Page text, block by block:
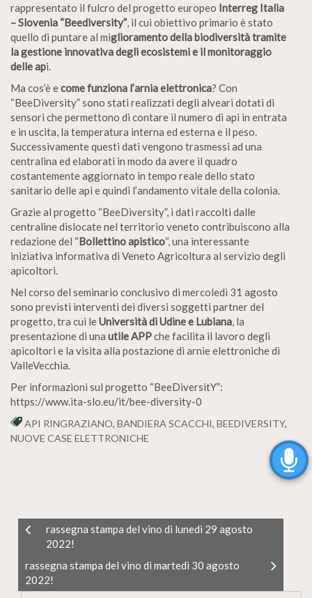
rappresentato il fulcro del progetto europeo Interreg Italia
– Slovenia “Beediversity”, il cui obiettivo primario è stato
quello di puntare al miglioramento dellabiodiversitàtramite
la gestione innovativa degli ecosistemi e il monitoraggio
delle api.
Ma cos’è ecome funziona l’arnia elettronica? Con
“BeeDiversity” sono stati realizzati degli alveari dotati di
sensori che permettono di contare il numero di api in entrata
e in uscita, la temperatura interna ed esterna e il peso.
Successivamente questi dati vengono trasmessi ad una
centralina ed elaborati in modo da avere il quadro
costantemente aggiornato in tempo reale dello stato
sanitario delle api e quindi l’andamento vitale della colonia.
Grazie al progetto “BeeDiversity”, i dati raccolti dalle
centraline dislocate nel territorio veneto contribuiscono alla
redazione del “Bollettino apistico“, una interessante
iniziativa informativa di Veneto Agricoltura al servizio degli
apicoltori.
Nel corso del seminario conclusivo di mercoledì 31 agosto
sono previsti interventi dei diversi soggetti partner del
progetto, tra cui leUniversità di Udine e Lubiana, la
presentazione di una utile APPche facilita il lavoro degli
apicoltori e la visita alla postazione di arnie elettroniche di
ValleVecchia.
Per informazioni sul progetto “BeeDiversitY”:
https://www.ita-slo.eu/it/bee-diversity-0
API RINGRAZIANO, BANDIERA SCACCHI, BEEDIVERSITY,
NUOVE CASE ELETTRONICHE
rassegna stampa del vino di lunedì 29 agosto
2022!
rassegna stampa del vino di martedì 30 agosto
2022!